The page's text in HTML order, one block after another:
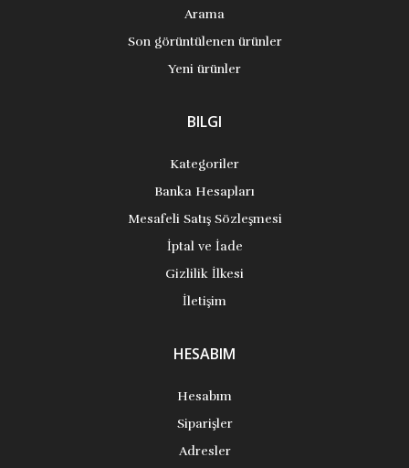
Arama
Son görüntülenen ürünler
Yeni ürünler
BILGI
Kategoriler
Banka Hesapları
Mesafeli Satış Sözleşmesi
İptal ve İade
Gizlilik İlkesi
İletişim
HESABIM
Hesabım
Siparişler
Adresler